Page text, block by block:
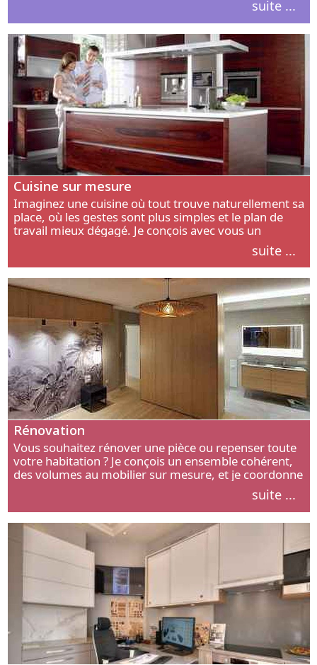
suite ...
Cuisine sur mesure
Imaginez une cuisine où tout trouve naturellement sa
place, où les gestes sont plus simples et le plan de
travail mieux dégagé. Je conçois avec vous un
aménagement adapté à votre manière de cuisiner, de
suite ...
Rénovation
Vous souhaitez rénover une pièce ou repenser toute
votre habitation ? Je conçois un ensemble cohérent,
des volumes au mobilier sur mesure, et je coordonne
suite ...